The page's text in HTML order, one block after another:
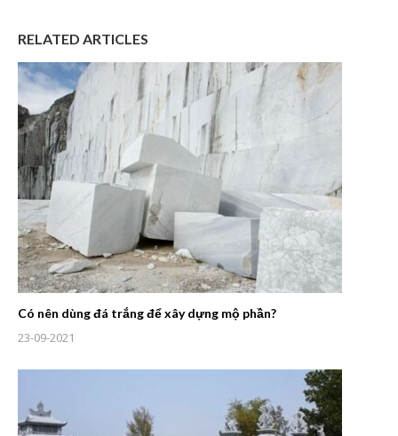
RELATED ARTICLES
Có nên dùng đá trắng để xây dựng mộ phần?
23-09-2021